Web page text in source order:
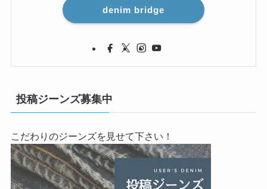
denim bridge
投稿ジーンズ募集中
こだわりのジーンズを見せて下さい！